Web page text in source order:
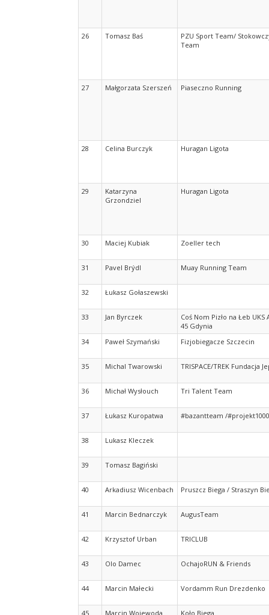
26 Tomasz Baś
PZU Sport Team/
Team
27 Małgorzata Szerszeń Piaseczno Running
28 Celina Burczyk Huragan Ligota
29
Katarzyna
Grzondziel
Huragan Ligota
30 Maciej Kubiak Zoeller tech
31 Pavel Brýdl Muay Running Team
32 Łukasz Gołaszewski
33 Jan Byrczek
Coś Nom Pizło na Łeb UKS
45 Gdynia
34
Paweł Szymański Fizjobiegacze Szczecin
35 Michal Twarowski TRISPACE/TREK Fundacja
36 Michał Wysłouch Tri Talent Team
37 Łukasz Kuropatwa #bazantteam /
38 Lukasz Kleczek
39 Tomasz Bagiński
40 Arkadiusz Wicenbach Pruszcz Biega / Straszyn
41 Marcin Bednarczyk AugusTeam
42 Krzysztof Urban TRICLUB
43 Olo Damec OchajoRUN & Friends
44 Marcin Małecki Vordamm Run Drezdenko
45 Marcin Wojewoda Koło Biega